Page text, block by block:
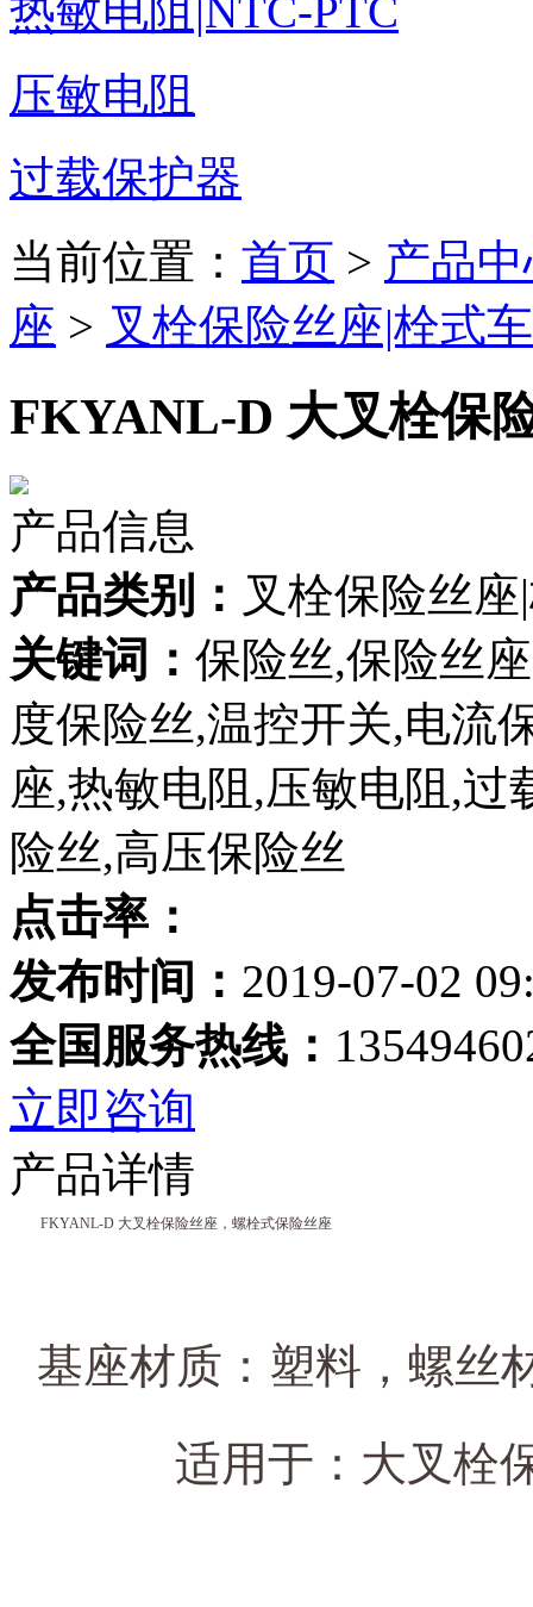
热敏电阻|NTC-PTC
压敏电阻
过载保护器
当前位置： 首页 > 产品
座 > 叉栓保险丝座|栓式
FKYANL-D 大叉栓保
产品信息
产品类别： 叉栓保险丝
关键词： 保险丝,保险丝
度保险丝,温控开关,电流
座,热敏电阻,压敏电阻,
险丝,高压保险丝
点击率：
发布时间： 2019-07-02
全国服务热线：
立即咨询
产品详情
FKYANL-D 大叉栓保险丝座，螺栓式保险丝座
基座材质：塑料，螺丝
适用于：大叉栓